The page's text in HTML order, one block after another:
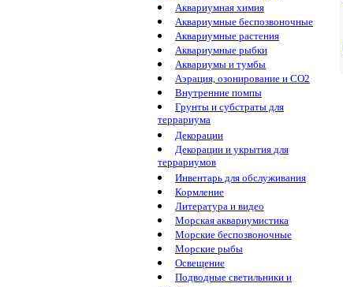
Аквариумная химия
Аквариумные беспозвоночные
Аквариумные растения
Аквариумные рыбки
Аквариумы и тумбы
Аэрация, озонирование и CO2
Внутренние помпы
Грунты и субстраты для
террариума
Декорации
Декорации и укрытия для
террариумов
Инвентарь для обслуживания
Кормление
Литература и видео
Морская аквариумистика
Морские беспозвоночные
Морские рыбы
Освещение
Подводные светильники и